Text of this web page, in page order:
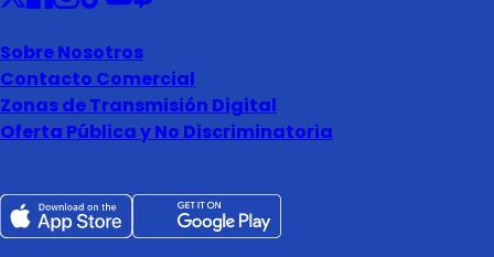
Sobre Nosotros
Contacto Comercial
Zonas de Transmisión Digital
Oferta Pública y No Discriminatoria